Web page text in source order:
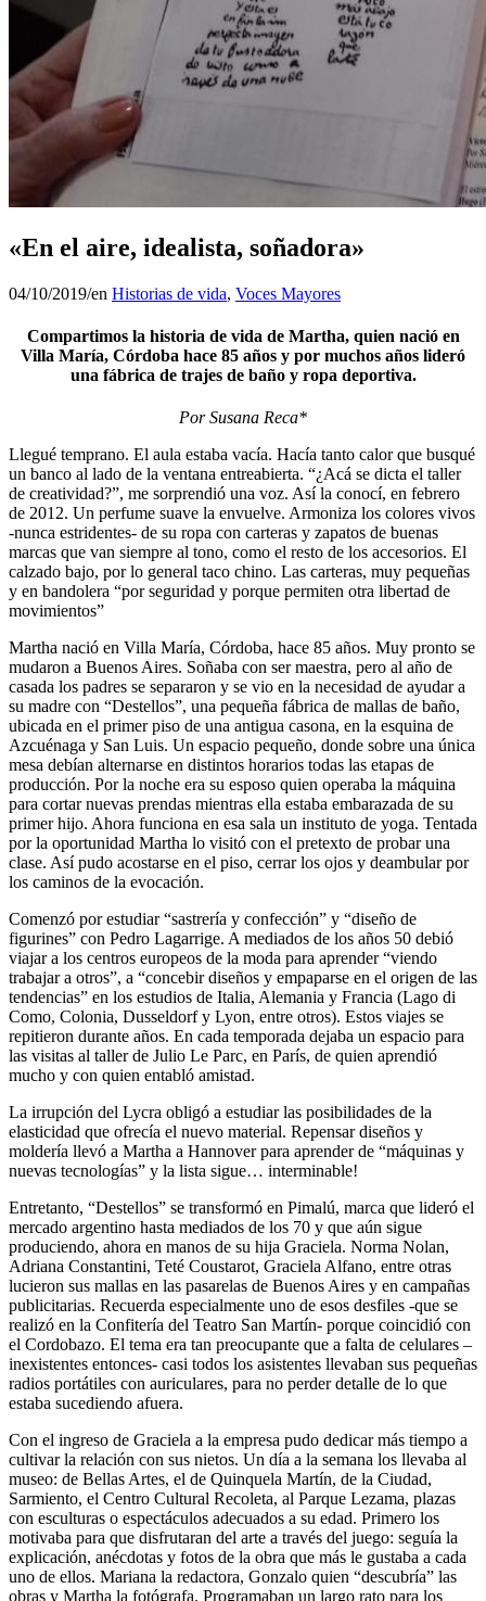
«En el aire, idealista, soñadora»
04/10/2019/en Historias de vida, Voces Mayores
Compartimos la historia de vida de Martha, quien nació en
Villa María, Córdoba hace 85 años y por muchos años lideró
una fábrica de trajes de baño y ropa deportiva.
Por Susana Reca*
Llegué temprano. El aula estaba vacía. Hacía tanto calor que busqué
un banco al lado de la ventana entreabierta. “¿Acá se dicta el taller
de creatividad?”, me sorprendió una voz. Así la conocí, en febrero
de 2012. Un perfume suave la envuelve. Armoniza los colores vivos
-nunca estridentes- de su ropa con carteras y zapatos de buenas
marcas que van siempre al tono, como el resto de los accesorios. El
calzado bajo, por lo general taco chino. Las carteras, muy pequeñas
y en bandolera “por seguridad y porque permiten otra libertad de
movimientos”
Martha nació en Villa María, Córdoba, hace 85 años. Muy pronto se
mudaron a Buenos Aires. Soñaba con ser maestra, pero al año de
casada los padres se separaron y se vio en la necesidad de ayudar a
su madre con “Destellos”, una pequeña fábrica de mallas de baño,
ubicada en el primer piso de una antigua casona, en la esquina de
Azcuénaga y San Luis. Un espacio pequeño, donde sobre una única
mesa debían alternarse en distintos horarios todas las etapas de
producción. Por la noche era su esposo quien operaba la máquina
para cortar nuevas prendas mientras ella estaba embarazada de su
primer hijo. Ahora funciona en esa sala un instituto de yoga. Tentada
por la oportunidad Martha lo visitó con el pretexto de probar una
clase. Así pudo acostarse en el piso, cerrar los ojos y deambular por
los caminos de la evocación.
Comenzó por estudiar “sastrería y confección” y “diseño de
figurines” con Pedro Lagarrige. A mediados de los años 50 debió
viajar a los centros europeos de la moda para aprender “viendo
trabajar a otros”, a “concebir diseños y empaparse en el origen de las
tendencias” en los estudios de Italia, Alemania y Francia (Lago di
Como, Colonia, Dusseldorf y Lyon, entre otros). Estos viajes se
repitieron durante años. En cada temporada dejaba un espacio para
las visitas al taller de Julio Le Parc, en París, de quien aprendió
mucho y con quien entabló amistad.
La irrupción del Lycra obligó a estudiar las posibilidades de la
elasticidad que ofrecía el nuevo material. Repensar diseños y
moldería llevó a Martha a Hannover para aprender de “máquinas y
nuevas tecnologías” y la lista sigue… interminable!
Entretanto, “Destellos” se transformó en Pimalú, marca que lideró el
mercado argentino hasta mediados de los 70 y que aún sigue
produciendo, ahora en manos de su hija Graciela. Norma Nolan,
Adriana Constantini, Teté Coustarot, Graciela Alfano, entre otras
lucieron sus mallas en las pasarelas de Buenos Aires y en campañas
publicitarias. Recuerda especialmente uno de esos desfiles -que se
realizó en la Confitería del Teatro San Martín- porque coincidió con
el Cordobazo. El tema era tan preocupante que a falta de celulares –
inexistentes entonces- casi todos los asistentes llevaban sus pequeñas
radios portátiles con auriculares, para no perder detalle de lo que
estaba sucediendo afuera.
Con el ingreso de Graciela a la empresa pudo dedicar más tiempo a
cultivar la relación con sus nietos. Un día a la semana los llevaba al
museo: de Bellas Artes, el de Quinquela Martín, de la Ciudad,
Sarmiento, el Centro Cultural Recoleta, al Parque Lezama, plazas
con esculturas o espectáculos adecuados a su edad. Primero los
motivaba para que disfrutaran del arte a través del juego: seguía la
explicación, anécdotas y fotos de la obra que más le gustaba a cada
uno de ellos. Mariana la redactora, Gonzalo quien “descubría” las
obras y Martha la fotógrafa. Programaban un largo rato para los